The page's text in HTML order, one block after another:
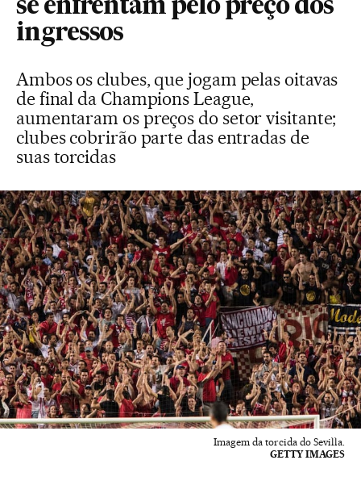
se enfrentam pelo preço dos
ingressos
Ambos os clubes, que jogam pelas oitavas
de final da Champions League,
aumentaram os preços do setor visitante;
clubes cobrirão parte das entradas de
suas torcidas
Imagem da torcida do Sevilla.
GETTY IMAGES